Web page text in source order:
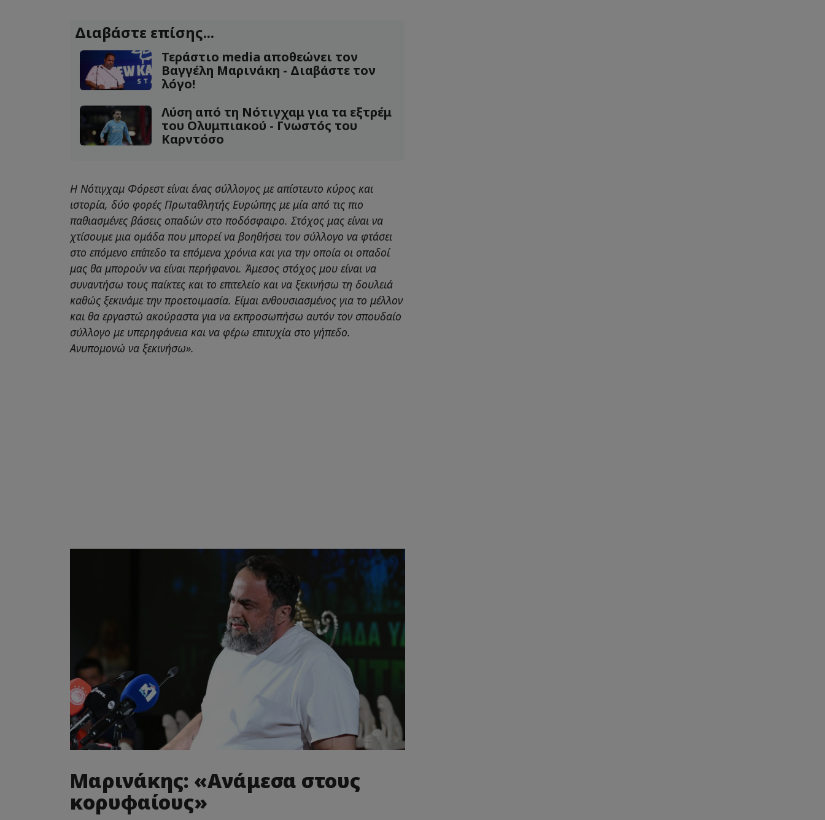
Διαβάστε επίσης...
Τεράστιο media αποθεώνει τον
Βαγγέλη Μαρινάκη - Διαβάστε τον
λόγο!
Λύση από τη Νότιγχαμ για τα εξτρέμ
του Ολυμπιακού - Γνωστός του
Καρντόσο
Η Νότιγχαμ Φόρεστ είναι ένας σύλλογος με απίστευτο κύρος και
ιστορία, δύο φορές Πρωταθλητής Ευρώπης με μία από τις πιο
παθιασμένες βάσεις οπαδών στο ποδόσφαιρο. Στόχος μας είναι να
χτίσουμε μια ομάδα που μπορεί να βοηθήσει τον σύλλογο να φτάσει
στο επόμενο επίπεδο τα επόμενα χρόνια και για την οποία οι οπαδοί
μας θα μπορούν να είναι περήφανοι. Άμεσος στόχος μου είναι να
συναντήσω τους παίκτες και το επιτελείο και να ξεκινήσω τη δουλειά
καθώς ξεκινάμε την προετοιμασία. Είμαι ενθουσιασμένος για το μέλλον
και θα εργαστώ ακούραστα για να εκπροσωπήσω αυτόν τον σπουδαίο
σύλλογο με υπερηφάνεια και να φέρω επιτυχία στο γήπεδο.
Ανυπομονώ να ξεκινήσω».
Μαρινάκης: «Ανάμεσα στους
κορυφαίους»